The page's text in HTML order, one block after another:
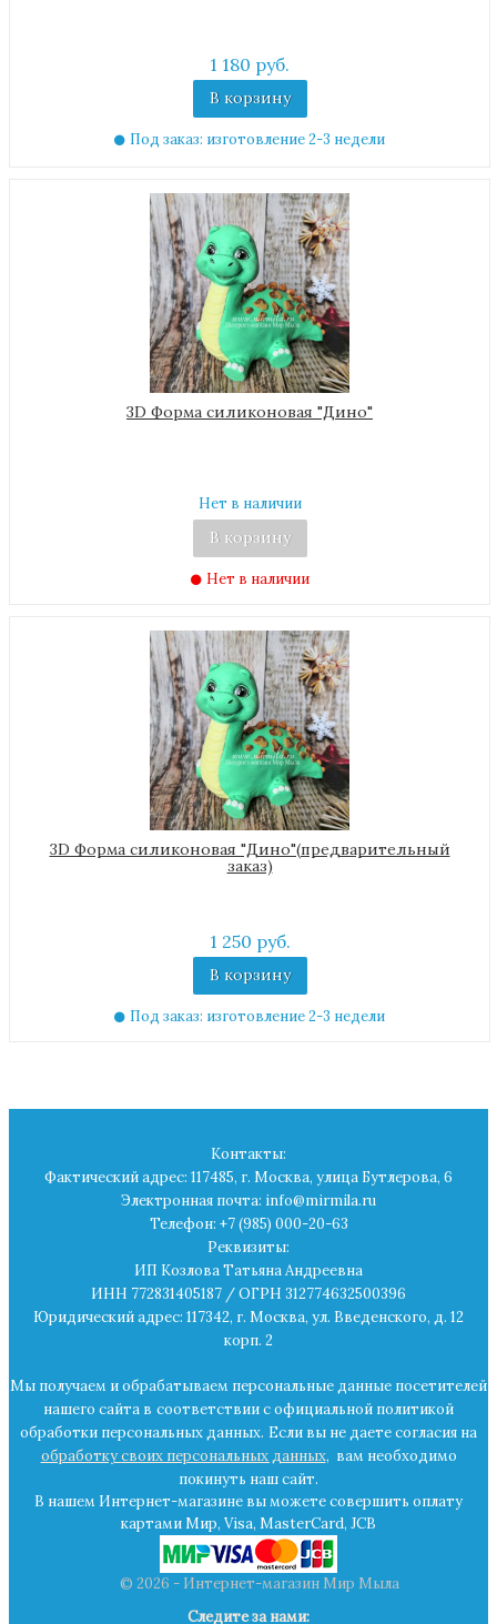
1 180 руб.
В корзину
Под заказ: изготовление 2-3 недели
3D Форма силиконовая "Дино"
Нет в наличии
В корзину
Нет в наличии
3D Форма силиконовая "Дино"(предварительный
заказ)
1 250 руб.
В корзину
Под заказ: изготовление 2-3 недели
Контакты:
Фактический адрес: 117485, г. Москва, улица Бутлерова, 6
Электронная почта: info@mirmila.ru
Телефон: +7 (985) 000-20-63
Реквизиты:
ИП Козлова Татьяна Андреевна
ИНН 772831405187 / ОГРН 312774632500396
Юридический адрес: 117342, г. Москва, ул. Введенского, д. 12
корп. 2
Мы получаем и обрабатываем персональные данные посетителей
нашего сайта в соответствии с официальной политикой
обработки персональных данных. Если вы не даете согласия на
обработку своих персональных данных, вам необходимо
покинуть наш сайт.
В нашем Интернет-магазине вы можете совершить оплату
картами Мир, Visa, MasterCard, JCB
© 2026 - Интернет-магазин Мир Мыла
Следите за нами: